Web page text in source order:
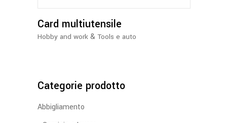
Card multiutensile
Hobby and work & Tools e auto
Categorie prodotto
Abbigliamento